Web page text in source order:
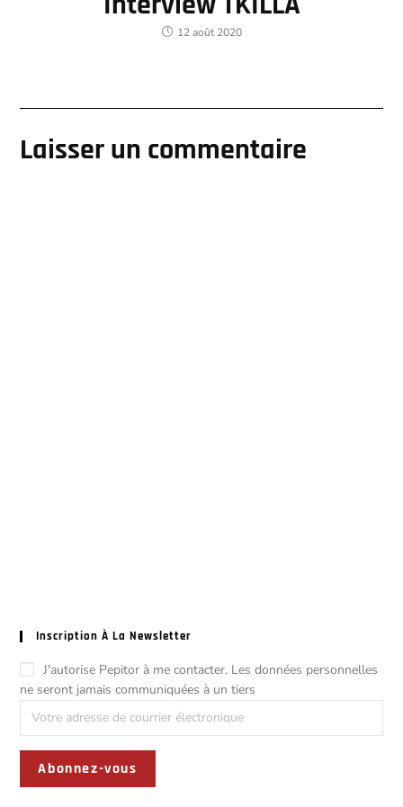
12 août 2020
Laisser un commentaire
Inscription À La Newsletter
J'autorise Pepitor à me contacter. Les données personnelles
ne seront jamais communiquées à un tiers